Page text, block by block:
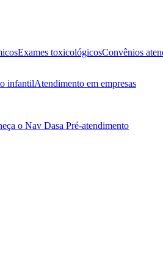
Exames toxicológicosConvênios
infantilAtendimento em empresas
o Nav Dasa Pré-atendimento